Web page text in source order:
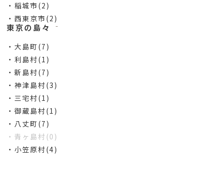
・稲城市(2)
・西東京市(2)
東京の島々
・大島町(7)
・利島村(1)
・新島村(7)
・神津島村(3)
・三宅村(1)
・御蔵島村(1)
・八丈町(7)
・青ヶ島村(0)
・小笠原村(4)